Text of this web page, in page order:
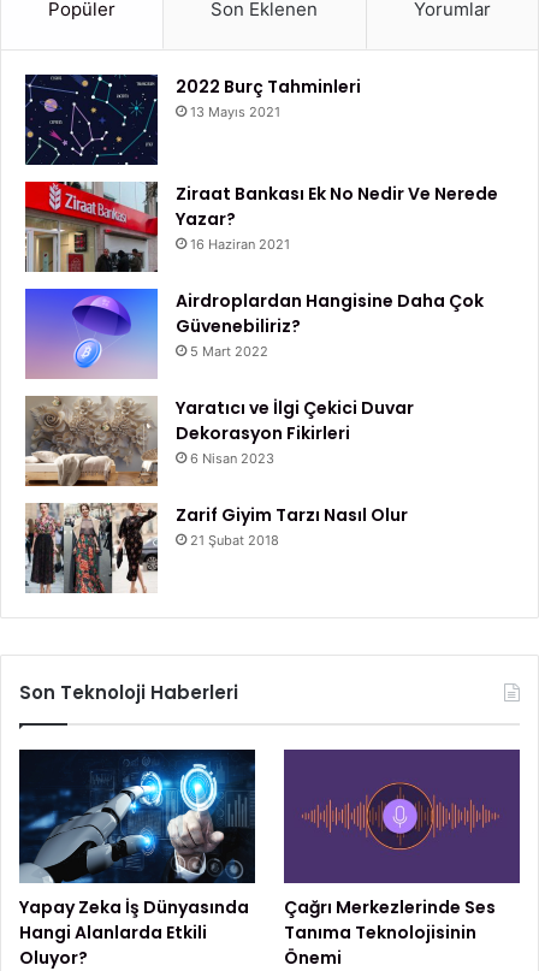
anne adaylarının bu süreci en iyi şekilde geçirmesine
yardımcı olacaktır.
Gebelik Gebelikte Gerekli Mineraller
Gebelikte Gerekli Vitaminler
Popüler Son Eklenen Yorumlar
2022 Burç Tahminleri
13 Mayıs 2021
Ziraat Bankası Ek No Nedir Ve Nerede
Yazar?
16 Haziran 2021
Airdroplardan Hangisine Daha Çok
Güvenebiliriz?
5 Mart 2022
Yaratıcı ve İlgi Çekici Duvar
Dekorasyon Fikirleri
6 Nisan 2023
Zarif Giyim Tarzı Nasıl Olur
21 Şubat 2018
Son Teknoloji Haberleri
Yapay Zeka İş Dünyasında
Hangi Alanlarda Etkili
Oluyor?
Çağrı Merkezlerinde Ses
Tanıma Teknolojisinin
Önemi